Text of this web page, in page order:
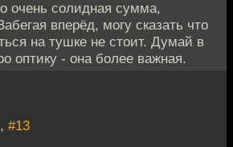
очень солидная сумма,
вперёд, могу сказать что
на тушке не стоит. Думай в
оптику - она более важная.
#13